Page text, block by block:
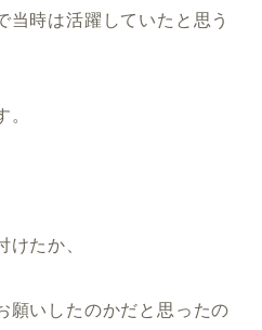
当時は活躍していたと思う
けたか、
願いしたのかだと思ったの